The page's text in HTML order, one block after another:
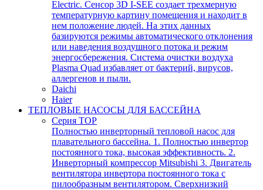
Electric. Сенсор 3D I-SEE создает трехмерную
температурную картину помещения и находит в
нем положение людей. На этих данных
базируются режимы автоматического отклонения
или наведения воздушного потока и режим
энергосбережения. Система очистки воздуха
Plasma Quad избавляет от бактерий, вирусов,
аллергенов и пыли.
Daichi
Haier
ТЕПЛОВЫЕ НАСОСЫ ДЛЯ БАССЕЙНА
Серия TOP
Полностью инверторный тепловой насос для
плавательного бассейна. 1. Полностью инвертор
постоянного тока, высокая эффективность. 2.
Инверторный компрессор Mitsubishi 3. Двигатель
вентилятора инвертора постоянного тока с
пилообразным вентилятором. Сверхнизкий